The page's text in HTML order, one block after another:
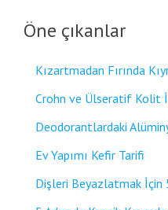
Öne çıkanlar
Kızartmadan Fırında
Crohn ve Ülseratif Kolit
Deodorantlardaki
Ev Yapımı Kefir Tarifi
Dişleri Beyazlatmak İçin